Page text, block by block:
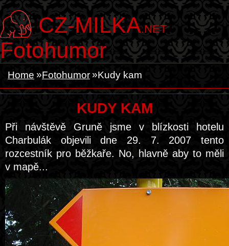
CZ-MILKA.NET
Fotohumor
Home Fotohumor Kudy kam
KUDY KAM
Při návštěvě Gruně jsme v blízkosti hotelu
Charbulák objevili dne 29. 7. 2007 tento
rozcestník pro běžkaře. No, hlavně aby to měli
v mapě...